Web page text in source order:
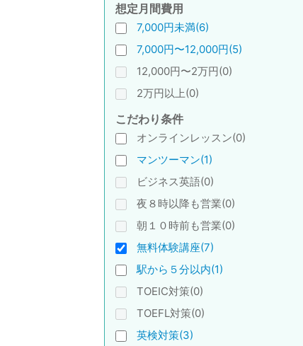
想定月間費用
7,000円未満(6)
7,000円〜12,000円(5)
12,000円〜2万円(0)
2万円以上(0)
こだわり条件
オンラインレッスン(0)
マンツーマン(1)
ビジネス英語(0)
夜８時以降も営業(0)
朝１０時前も営業(0)
無料体験講座(7)
駅から５分以内(1)
TOEIC対策(0)
TOEFL対策(0)
英検対策(3)